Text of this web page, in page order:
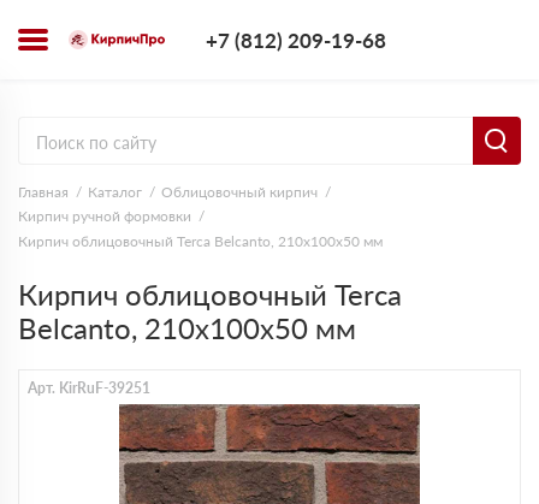
+7 (812) 209-19-68
Главная Каталог
Облицовочный кирпич
Кирпич ручной формовки
Кирпич облицовочный Terca Belcanto, 210х100х50 мм
Кирпич облицовочный Terca
Belcanto, 210х100х50 мм
Арт. KirRuF-39251